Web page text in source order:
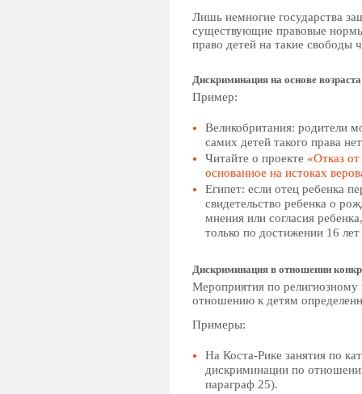
Лишь немногие государства
существующие правовые
право детей на такие свободы
Дискриминация на основе возраста
Пример:
Великобритания: родители
самих детей такого права
Читайте о проекте «Отказ
основанное на истоках
Египет: если отец ребенка
свидетельство ребенка о
мнения или согласия
только по достижении 16
Дискриминация в отношении
Мероприятия по
отношению к детям
Примеры:
На Коста-Рике занятия по
дискриминации по
параграф 25).